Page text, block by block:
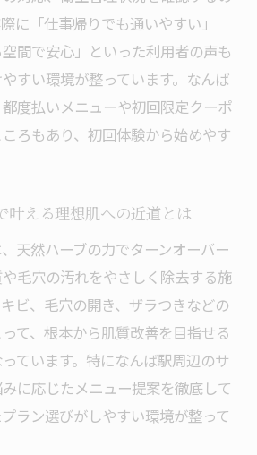
に「仕事帰りでも通いやすい」
空間で安心」といった利用者の声も
すい環境が整っています。なんば
度払いメニューや初回限定クーポ
ろもあり、初回体験から始めやす
叶える理想肌への近道とは
天然ハーブの力でターンオーバー
毛穴の汚れをやさしく除去する施
ビ、毛穴の開き、ザラつきなどの
て、根本から肌質改善を目指せる
ています。特になんば駅周辺のサ
に応じたメニュー提案を徹底して
ラン選びがしやすい環境が整って